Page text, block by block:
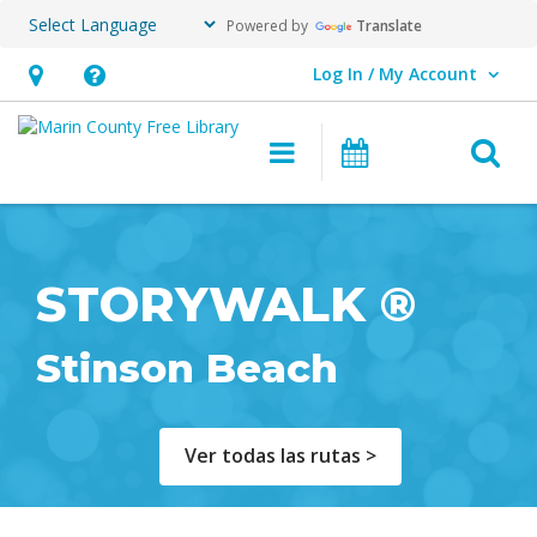
Powered by Translate
Hours
&
opens
Help,
opens
overlay
Log In / My Account
User Log In / My Account.
Main navigation
STORYWALK ®
Stinson Beach
Ver todas las rutas >